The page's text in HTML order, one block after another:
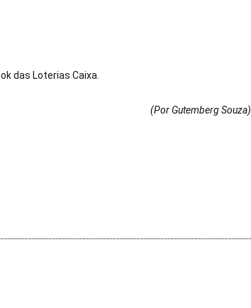
das Loterias Caixa.
(Por Gutemberg Souza)